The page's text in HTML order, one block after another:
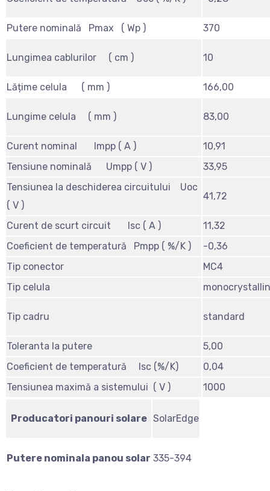
Putere nominală Pmax ( Wp ) 370
Lungimea cablurilor ( cm ) 10
Lățime celula ( mm ) 166,00
Lungime celula ( mm ) 83,00
Curent nominal Impp ( A )
10,91
Tensiune nominală Umpp ( V )
33,95
Tensiunea la deschiderea circuitului Uoc
( V )
41,72
Curent de scurt circuit Isc ( A )
11,32
Coeficient de temperatură Pmpp ( %/K )
-0,36
Tip conector
MC4
Tip celula
Tip cadru standard
Toleranta la putere
5,00
Coeficient de temperatură Isc (%/K)
0,04
Tensiunea maximă a sistemului ( V )
1000
Producatori panouri solare SolarEdge
Putere nominala panou solar 335-394